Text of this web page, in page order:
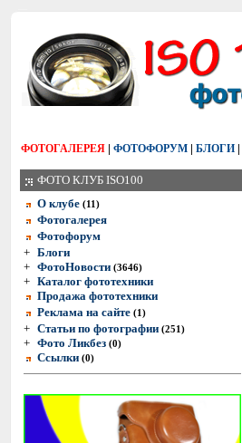
ФОТОГАЛЕРЕЯ | ФОТОФОРУМ | БЛОГИ |
ФОТО КЛУБ ISO100
О клубе (11)
Фотогалерея
Фотофорум
+ Блоги
+ ФотоНовости (3646)
+ Каталог фототехники
Продажа фототехники
Реклама на сайте (1)
+ Статьи по фотографии (251)
+ Фото Ликбез (0)
Ссылки (0)